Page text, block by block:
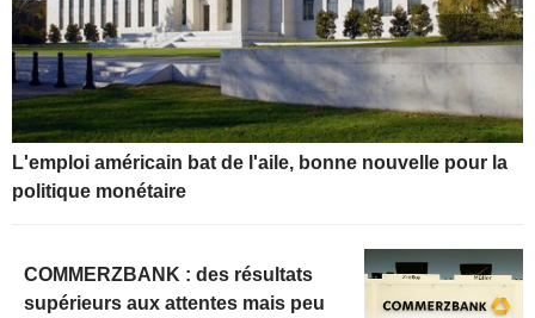
L'emploi américain bat de l'aile, bonne nouvelle pour la
politique monétaire
COMMERZBANK : des résultats
supérieurs aux attentes mais peu